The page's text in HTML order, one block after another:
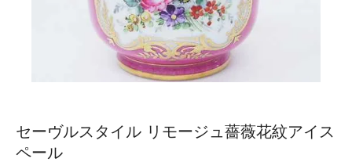
セーヴルスタイル リモージュ薔薇花紋アイス
ペール